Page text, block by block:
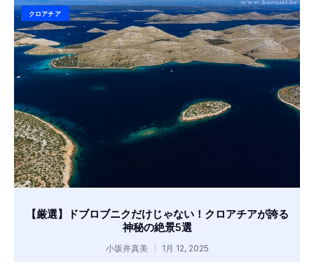
クロアチア
【厳選】ドブロブニクだけじゃない！クロアチアが誇る
神秘の絶景5選
小坂井真美 1月 12, 2025